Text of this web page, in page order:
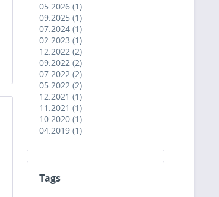
05.2026 (1)
09.2025 (1)
07.2024 (1)
02.2023 (1)
12.2022 (2)
09.2022 (2)
07.2022 (2)
05.2022 (2)
12.2021 (1)
11.2021 (1)
10.2020 (1)
04.2019 (1)
Tags